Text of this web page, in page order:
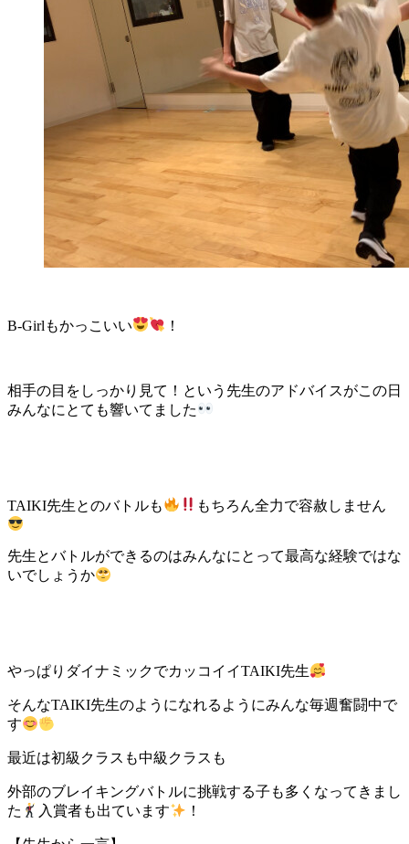
B-Girlもかっこいい ！
相手の目をしっかり見て！という先生のアドバイスがこの日
みんなにとても響いてました
TAIKI先生とのバトルも もちろん全力で容赦しません
先生とバトルができるのはみんなにとって最高な経験ではな
いでしょうか
やっぱりダイナミックでカッコイイTAIKI先生
そんなTAIKI先生のようになれるようにみんな毎週奮闘中で
す
最近は初級クラスも中級クラスも
外部のブレイキングバトルに挑戦する子も多くなってきまし
た
入賞者も出ています ！